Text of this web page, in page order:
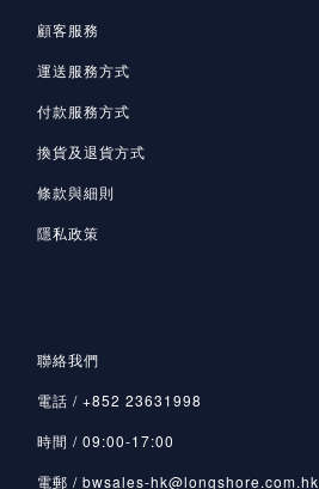
顧客服務
運送服務方式
付款服務方式
換貨及退貨方式
條款與細則
隱私政策
聯絡我們
電話 / +852 23631998
時間 / 09:00-17:00
電郵 / bwsales-hk@longshore.com.hk